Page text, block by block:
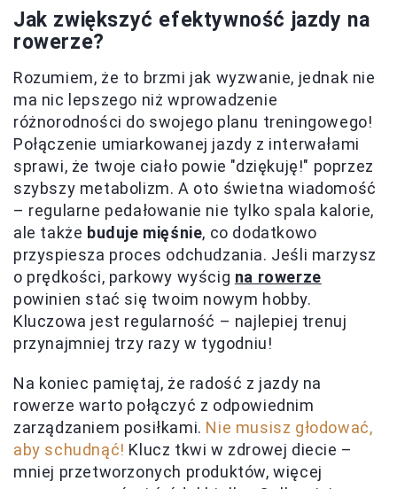
Jak zwiększyć efektywność jazdy na
rowerze?
Rozumiem, że to brzmi jak wyzwanie, jednak nie
ma nic lepszego niż wprowadzenie
różnorodności do swojego planu treningowego!
Połączenie umiarkowanej jazdy z interwałami
sprawi, że twoje ciało powie "dziękuję!" poprzez
szybszy metabolizm. A oto świetna wiadomość
– regularne pedałowanie nie tylko spala kalorie,
ale także buduje mięśnie, co dodatkowo
przyspiesza proces odchudzania. Jeśli marzysz
o prędkości, parkowy wyścig na rowerze
powinien stać się twoim nowym hobby.
Kluczowa jest regularność – najlepiej trenuj
przynajmniej trzy razy w tygodniu!
Na koniec pamiętaj, że radość z jazdy na
rowerze warto połączyć z odpowiednim
zarządzaniem posiłkami. Nie musisz głodować,
aby schudnąć! Klucz tkwi w zdrowej diecie –
mniej przetworzonych produktów, więcej